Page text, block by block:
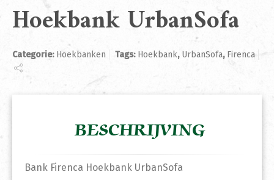
Hoekbank UrbanSofa
Categorie: Hoekbanken Tags: Hoekbank, UrbanSofa, Firenca
BESCHRIJVING
Bank Firenca Hoekbank UrbanSofa